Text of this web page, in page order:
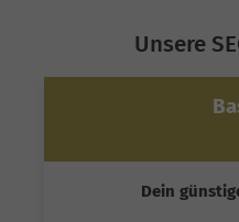
Unsere
Dein